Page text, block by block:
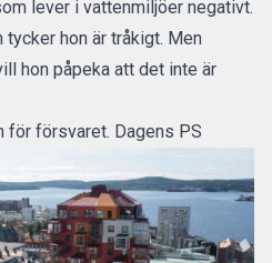
lever i vattenmiljöer negativt.
hon är tråkigt. Men
hon påpeka att det inte är
för försvaret. Dagens PS